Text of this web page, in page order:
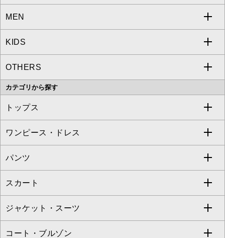
a.v.v
MICHEL KLEIN
MK MICHEL KLEIN
OFUON le MK
MEN
a.v.v
MICHEL KLEIN HOMME
MK MICHEL KLEIN HOMME
KIDS
a.v.v
OTHERS
MK MICHEL KLEIN BAG
カテゴリから探す
トップス
すべてのトップス
カットソー・Tシャツ
ブラウス・シャツ
ニット・セーター
カーディガン
ワンピース・ドレス
すべてのワンピース・ドレス
ワンピース
ドレス
チュニック
パンツ
すべてのパンツ
フルレングスパンツ
クロップド・半端丈パンツ
スカート
すべてのスカート
ロング・マキシ丈スカート
ジャケット・スーツ
すべてのジャケット・スーツ
コート・ブルゾン